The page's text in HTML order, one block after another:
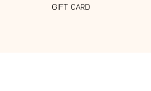
GIFT CARD